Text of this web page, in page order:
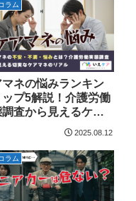
ラム
ネの悩みランキン
ップ5解説！介護労働
査から見えるケア
の不安・不安の切実
2025.08.12
ラム